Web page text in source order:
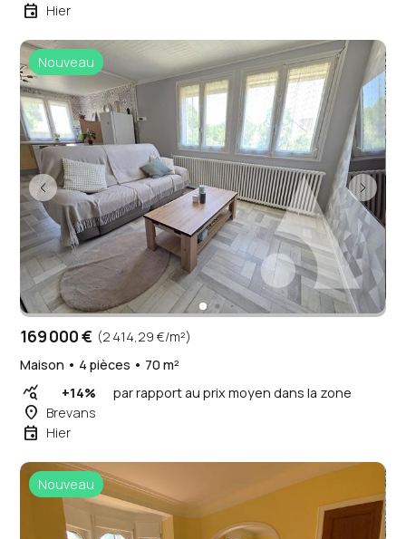
event Hier
Nouveau
169 000 € (2 414,29 €/m²)
Maison • 4 pièces • 70 m²
query_stats +14% par rapport au prix moyen dans la zone
place Brevans
event Hier
Nouveau